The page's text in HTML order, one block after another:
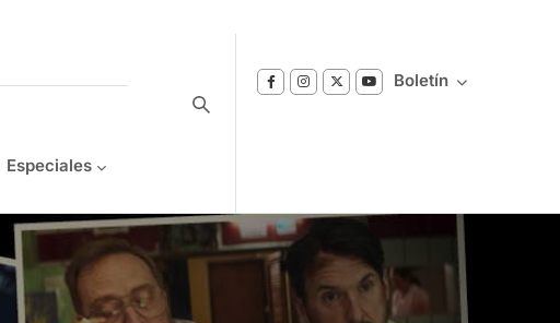
Especiales
Boletín
Suscríbase a nuestro boletín
Reciba notificaciones sobre los temas de
Bienestar que le interesan.